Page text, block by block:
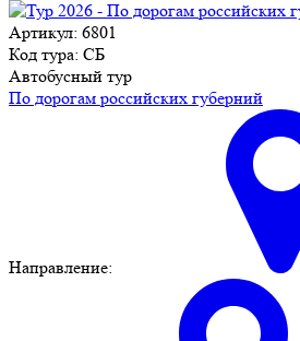
Артикул: 6801
Код тура: СБ
Автобусный тур
По дорогам российских губерний
Направление: